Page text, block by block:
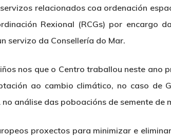
relacionados coa ordenación
Rexional (RCGs) por encargo
servizo da Consellería do Mar.
nos que o Centro traballou neste ano
ao cambio climático, no caso de
análise das poboacións de semente de
proxectos para minimizar e